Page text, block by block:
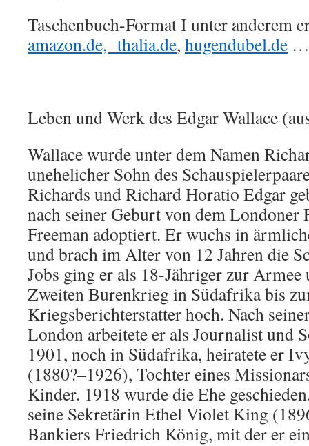
Taschenbuch-Format I unter anderem
amazon.de, thalia.de, hugendubel.de …
Leben und Werk des Edgar Wallace
Wallace wurde unter dem Namen
unehelicher Sohn des
Richards und Richard Horatio Edgar
nach seiner Geburt von dem Londoner
Freeman adoptiert. Er wuchs in
und brach im Alter von 12 Jahren die
Jobs ging er als 18-Jähriger zur Armee
Zweiten Burenkrieg in Südafrika bis
Kriegsberichterstatter hoch. Nach
London arbeitete er als Journalist und
1901, noch in Südafrika, heiratete er
(1880?–1926), Tochter eines
Kinder. 1918 wurde die Ehe
seine Sekretärin Ethel Violet King
Bankiers Friedrich König, mit der er